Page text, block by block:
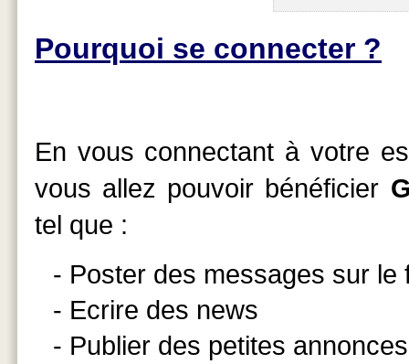
Pourquoi se connecter ?
En vous connectant à votre
vous allez pouvoir bénéficier
tel que :
- Poster des messages sur le
- Ecrire des news
- Publier des petites annonces